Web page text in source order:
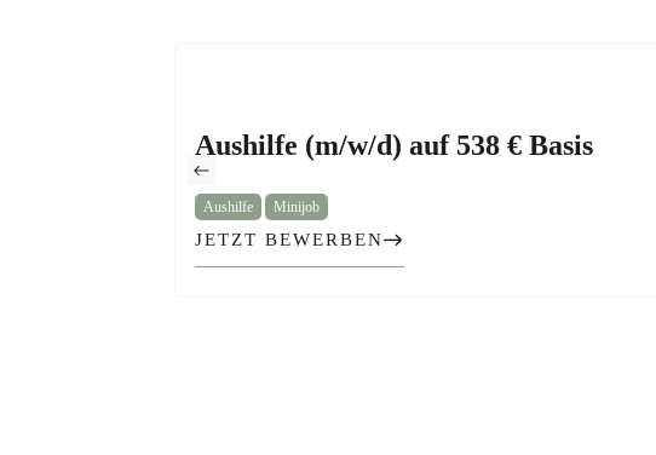
Aushilfe (m/w/d) auf 538 € Basis
Aushilfe Minijob
JETZT BEWERBEN